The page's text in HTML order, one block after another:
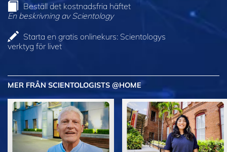
Beställ det kostnadsfria häftet
En beskrivning av Scientology
Starta en gratis onlinekurs: Scientologys
verktyg för livet
MER FRÅN SCIENTOLOGISTS @HOME